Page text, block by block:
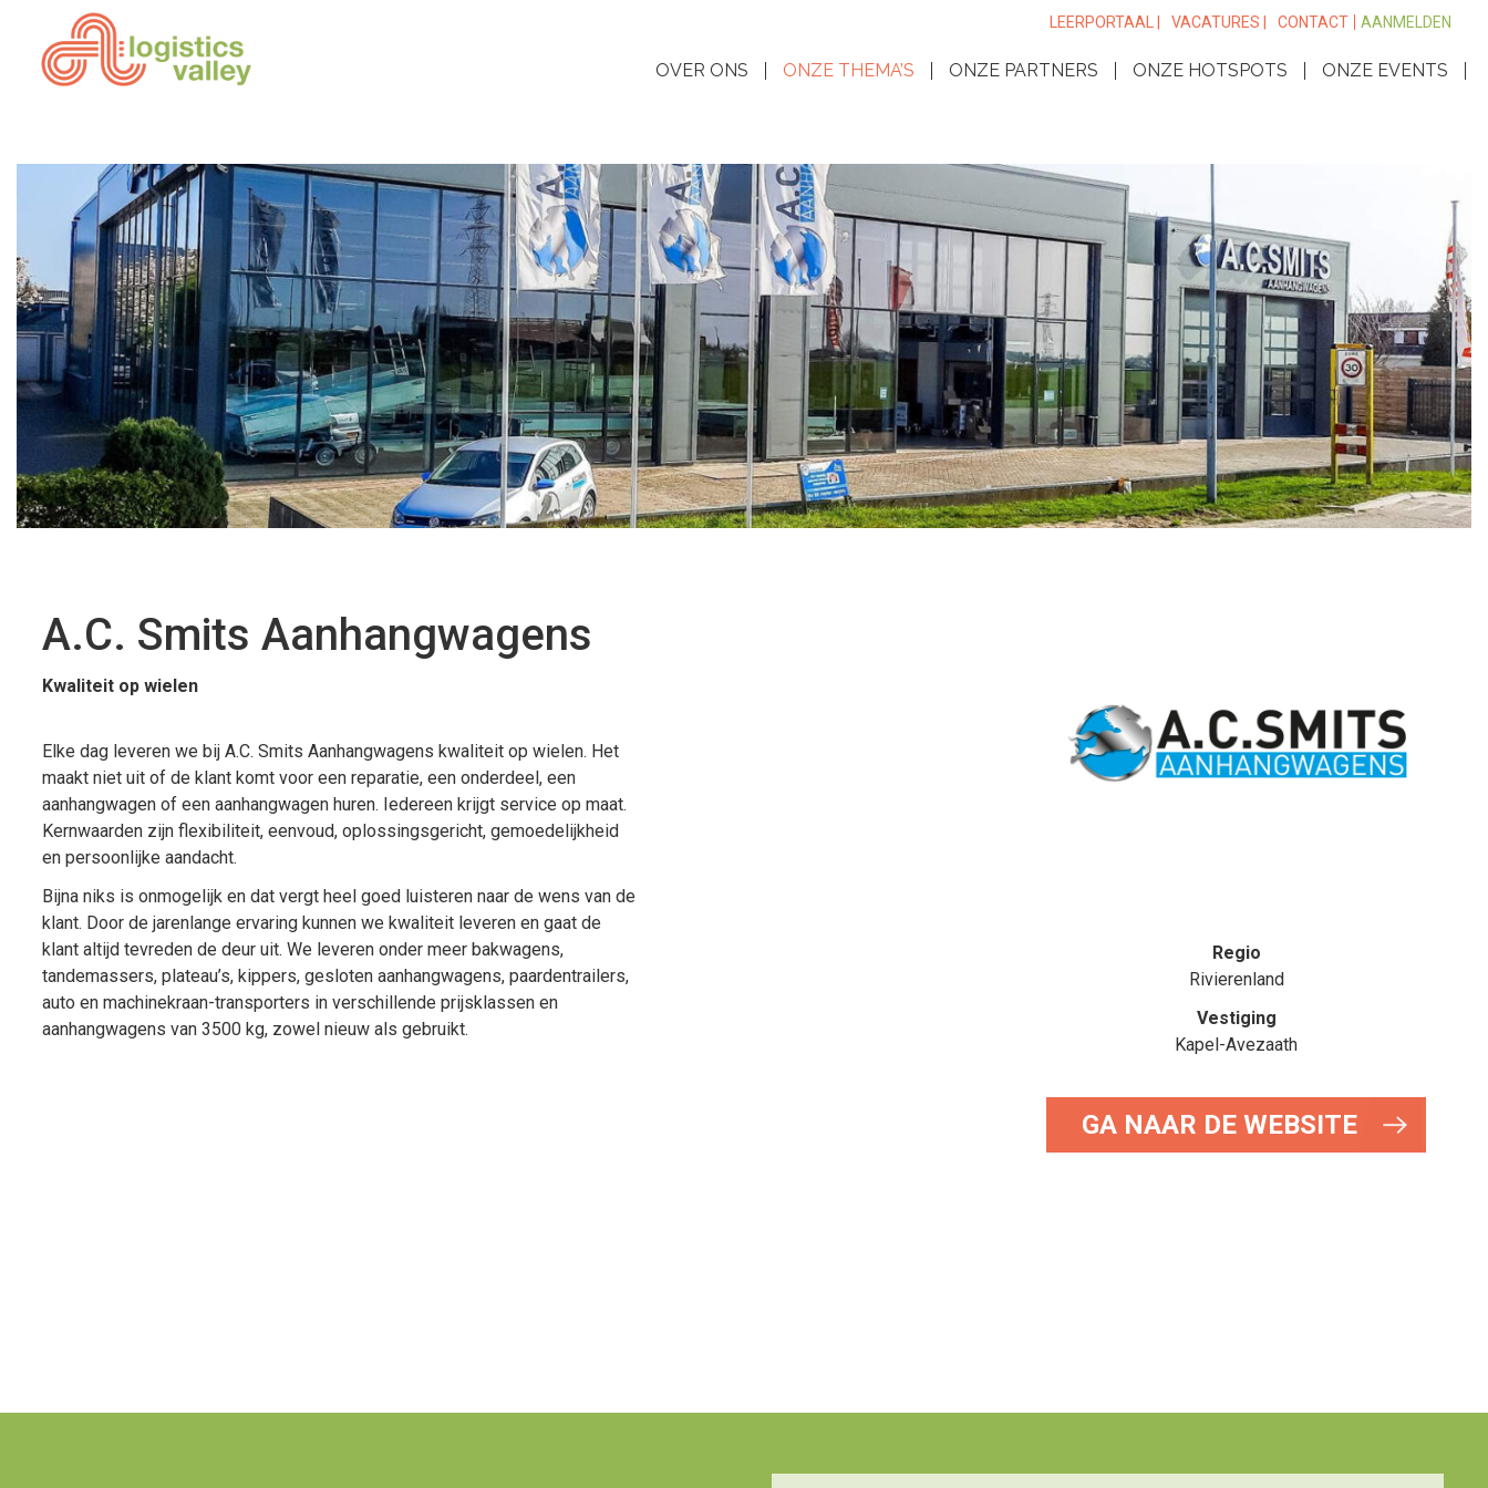
LEERPORTAAL | VACATURES | CONTACT AANMELDEN
OVER ONS ONZE THEMA’S ONZE PARTNERS ONZE HOTSPOTS ONZE EVENTS
A.C. Smits Aanhangwagens
Kwaliteit op wielen
Elke dag leveren we bij A.C. Smits Aanhangwagens kwaliteit op wielen. Het
maakt niet uit of de klant komt voor een reparatie, een onderdeel, een
aanhangwagen of een aanhangwagen huren. Iedereen krijgt service op maat.
Kernwaarden zijn flexibiliteit, eenvoud, oplossingsgericht, gemoedelijkheid
en persoonlijke aandacht.
Bijna niks is onmogelijk en dat vergt heel goed luisteren naar de wens van de
klant. Door de jarenlange ervaring kunnen we kwaliteit leveren en gaat de
klant altijd tevreden de deur uit. We leveren onder meer bakwagens,
tandemassers, plateau’s, kippers, gesloten aanhangwagens, paardentrailers,
auto en machinekraan-transporters in verschillende prijsklassen en
aanhangwagens van 3500 kg, zowel nieuw als gebruikt.
Regio
Rivierenland
Vestiging
Kapel-Avezaath
GA NAAR DE WEBSITE